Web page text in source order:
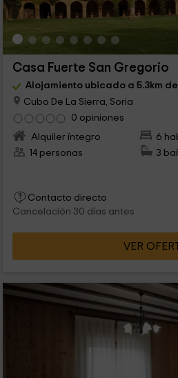
Casa Fuerte San Gregorio
Alojamiento ubicado a 5.3km
Cubo De La Sierra, Soria
0 opiniones
Alquiler íntegro
6
14 personas
3
Contacto directo
Cancelación 30 días antes
VER